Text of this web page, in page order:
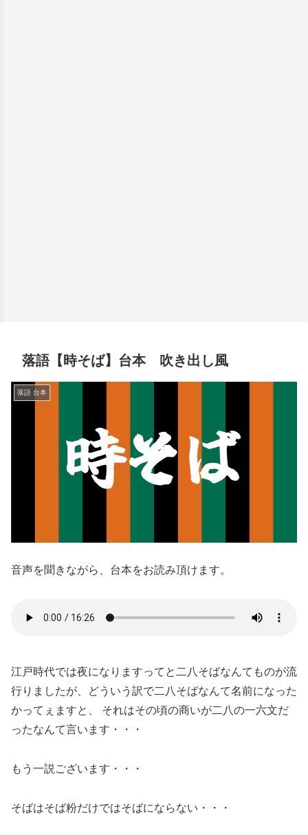
落語【時そば】台本 吹き出し風
落語 台本
音声を聞きながら、台本をお読み頂けます。
江戸時代では夜になりますってと二八そばなんてものが流
行りましたが、どういう訳で二八そばなんて名前になった
かってぇますと、 それはその頃の商いが二八の一六文だ
ったなんて言います・・・
もう一説ございます・・・
そばはそば粉だけではそばにならない・・・